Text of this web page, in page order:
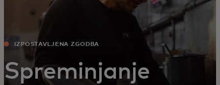
IZPOSTAVLJENA ZGODBA
Spreminjanje